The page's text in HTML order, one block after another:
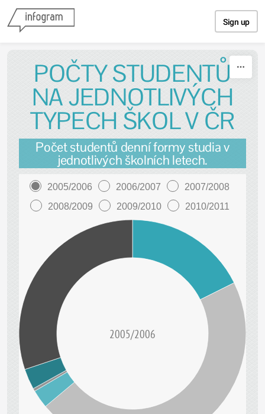
Sign up
POČTY STUDENTŮ
NA JEDNOTLIVÝCH
TYPECH ŠKOL V ČR
Počet studentů denní formy studia v
jednotlivých školních letech.
2005/2006 2006/2007
2007/2008
2008/2009
2009/2010 2010/2011
2005/2006